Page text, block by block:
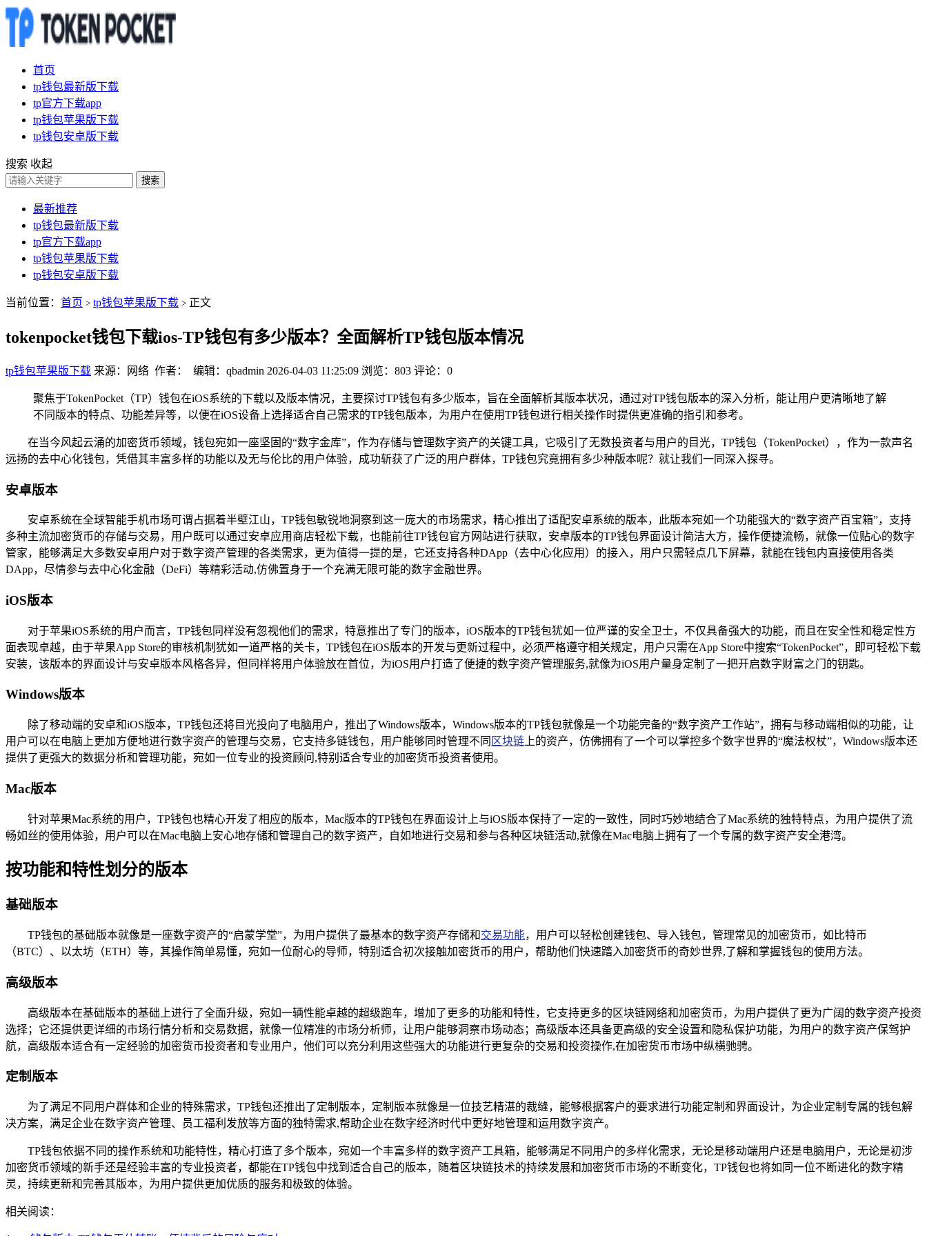
首页
tp钱包最新版下载
tp官方下载app
tp钱包苹果版下载
tp钱包安卓版下载
搜索 收起
搜索
最新推荐
tp钱包最新版下载
tp官方下载app
tp钱包苹果版下载
tp钱包安卓版下载
当前位置： 首页 > tp钱包苹果版下载 > 正文
tokenpocket钱包下载ios-TP钱包有多少版本？全面解析TP钱包版本情况
tp钱包苹果版下载 来源：网络 作者： 编辑：qbadmin 2026-04-03 11:25:09 浏览：803 评论：0
聚焦于TokenPocket（TP）钱包在iOS系统的下载以及版本情况，主要探讨TP钱包有多少版本，旨在全面解析其版本状况，通过对TP钱包版本的深入分析，能让用户更清晰地了解
不同版本的特点、功能差异等，以便在iOS设备上选择适合自己需求的TP钱包版本，为用户在使用TP钱包进行相关操作时提供更准确的指引和参考。
在当今风起云涌的加密货币领域，钱包宛如一座坚固的“数字金库”，作为存储与管理数字资产的关键工具，它吸引了无数投资者与用户的目光，TP钱包（TokenPocket），作为一款声名
远扬的去中心化钱包，凭借其丰富多样的功能以及无与伦比的用户体验，成功斩获了广泛的用户群体，TP钱包究竟拥有多少种版本呢？就让我们一同深入探寻。
安卓版本
安卓系统在全球智能手机市场可谓占据着半壁江山，TP钱包敏锐地洞察到这一庞大的市场需求，精心推出了适配安卓系统的版本，此版本宛如一个功能强大的“数字资产百宝箱”，支持
多种主流加密货币的存储与交易，用户既可以通过安卓应用商店轻松下载，也能前往TP钱包官方网站进行获取，安卓版本的TP钱包界面设计简洁大方，操作便捷流畅，就像一位贴心的数字
管家，能够满足大多数安卓用户对于数字资产管理的各类需求，更为值得一提的是，它还支持各种DApp（去中心化应用）的接入，用户只需轻点几下屏幕，就能在钱包内直接使用各类
DApp，尽情参与去中心化金融（DeFi）等精彩活动,仿佛置身于一个充满无限可能的数字金融世界。
iOS版本
对于苹果iOS系统的用户而言，TP钱包同样没有忽视他们的需求，特意推出了专门的版本，iOS版本的TP钱包犹如一位严谨的安全卫士，不仅具备强大的功能，而且在安全性和稳定性方
面表现卓越，由于苹果App Store的审核机制犹如一道严格的关卡，TP钱包在iOS版本的开发与更新过程中，必须严格遵守相关规定，用户只需在App Store中搜索“TokenPocket”，即可轻松下载
安装，该版本的界面设计与安卓版本风格各异，但同样将用户体验放在首位，为iOS用户打造了便捷的数字资产管理服务,就像为iOS用户量身定制了一把开启数字财富之门的钥匙。
Windows版本
除了移动端的安卓和iOS版本，TP钱包还将目光投向了电脑用户，推出了Windows版本，Windows版本的TP钱包就像是一个功能完备的“数字资产工作站”，拥有与移动端相似的功能，让
用户可以在电脑上更加方便地进行数字资产的管理与交易，它支持多链钱包，用户能够同时管理不同 区块链 上的资产，仿佛拥有了一个可以掌控多个数字世界的“魔法权杖”，Windows版本还
提供了更强大的数据分析和管理功能，宛如一位专业的投资顾问,特别适合专业的加密货币投资者使用。
Mac版本
针对苹果Mac系统的用户，TP钱包也精心开发了相应的版本，Mac版本的TP钱包在界面设计上与iOS版本保持了一定的一致性，同时巧妙地结合了Mac系统的独特特点，为用户提供了流
畅如丝的使用体验，用户可以在Mac电脑上安心地存储和管理自己的数字资产，自如地进行交易和参与各种区块链活动,就像在Mac电脑上拥有了一个专属的数字资产安全港湾。
按功能和特性划分的版本
基础版本
TP钱包的基础版本就像是一座数字资产的“启蒙学堂”，为用户提供了最基本的数字资产存储和交易功能，用户可以轻松创建钱包、导入钱包，管理常见的加密货币，如比特币
（BTC）、以太坊（ETH）等，其操作简单易懂，宛如一位耐心的导师，特别适合初次接触加密货币的用户，帮助他们快速踏入加密货币的奇妙世界,了解和掌握钱包的使用方法。
高级版本
高级版本在基础版本的基础上进行了全面升级，宛如一辆性能卓越的超级跑车，增加了更多的功能和特性，它支持更多的区块链网络和加密货币，为用户提供了更为广阔的数字资产投资
选择；它还提供更详细的市场行情分析和交易数据，就像一位精准的市场分析师，让用户能够洞察市场动态；高级版本还具备更高级的安全设置和隐私保护功能，为用户的数字资产保驾护
航，高级版本适合有一定经验的加密货币投资者和专业用户，他们可以充分利用这些强大的功能进行更复杂的交易和投资操作,在加密货币市场中纵横驰骋。
定制版本
为了满足不同用户群体和企业的特殊需求，TP钱包还推出了定制版本，定制版本就像是一位技艺精湛的裁缝，能够根据客户的要求进行功能定制和界面设计，为企业定制专属的钱包解
决方案，满足企业在数字资产管理、员工福利发放等方面的独特需求,帮助企业在数字经济时代中更好地管理和运用数字资产。
TP钱包依据不同的操作系统和功能特性，精心打造了多个版本，宛如一个丰富多样的数字资产工具箱，能够满足不同用户的多样化需求，无论是移动端用户还是电脑用户，无论是初涉
加密货币领域的新手还是经验丰富的专业投资者，都能在TP钱包中找到适合自己的版本，随着区块链技术的持续发展和加密货币市场的不断变化，TP钱包也将如同一位不断进化的数字精
灵，持续更新和完善其版本，为用户提供更加优质的服务和极致的体验。
相关阅读：